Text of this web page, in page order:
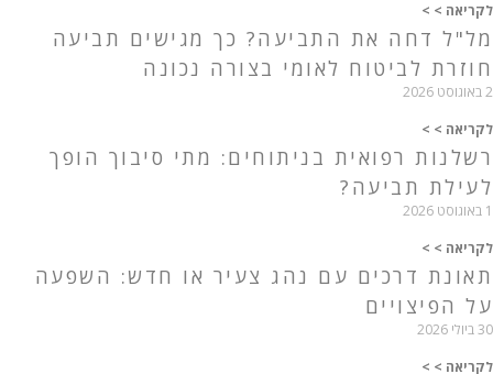
לקריאה > >
מל"ל דחה את התביעה? כך מגישים תביעה
חוזרת לביטוח לאומי בצורה נכונה
2 באוגוסט 2026
לקריאה > >
רשלנות רפואית בניתוחים: מתי סיבוך הופך
לעילת תביעה?
1 באוגוסט 2026
לקריאה > >
תאונת דרכים עם נהג צעיר או חדש: השפעה
על הפיצויים
30 ביולי 2026
לקריאה > >